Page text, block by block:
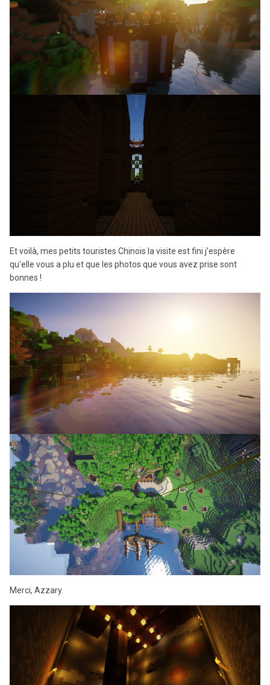
Et voilà, mes petits touristes Chinois la visite est fini j’espère
qu'elle vous a plu et que les photos que vous avez prise sont
bonnes !
Merci, Azzary.